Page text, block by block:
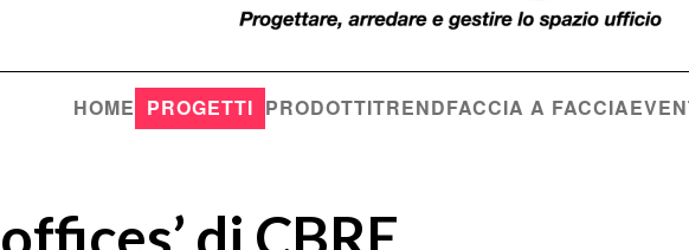
HOME PROGETTI PRODOTTITRENDFACCIA A FACCIA
di CBRE